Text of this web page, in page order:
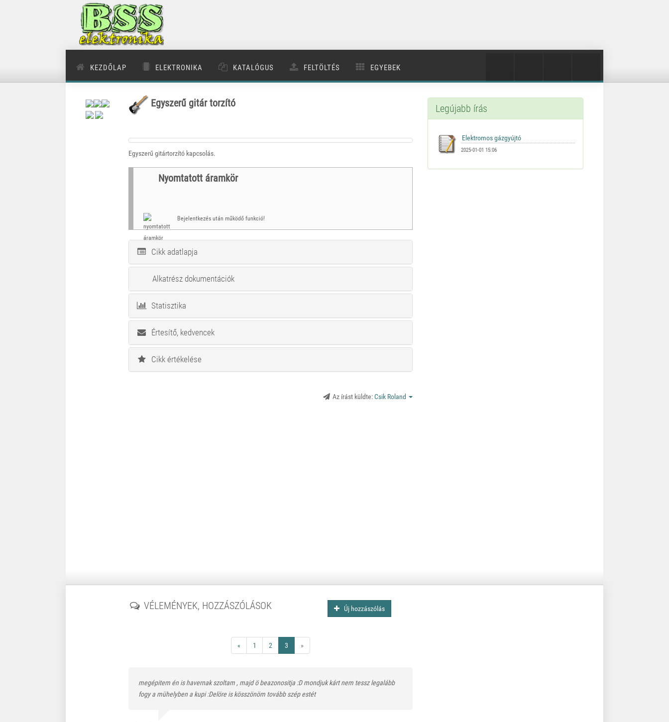
KEZDŐLAP ELEKTRONIKA KATALÓGUS FELTÖLTÉS EGYEBEK
Egyszerű gitár torzító
Egyszerű gitártorzító kapcsolás.
Nyomtatott áramkör
Bejelentkezés után működő funkció!
Cikk adatlapja
Alkatrész dokumentációk
Statisztika
Értesítő, kedvencek
Cikk értékelése
Az írást küldte:Csik Roland
Legújabb írás
2025-01-01 15:06
VÉLEMÉNYEK, HOZZÁSZÓLÁSOK Új hozzászólás
« 1 2 3 »
megépitem én is havernak szoltam , majd ö beazonositja :D mondjuk kárt nem tessz legalább
fogy a mühelyben a kupi :Delöre is kösszönöm tovább szép estét